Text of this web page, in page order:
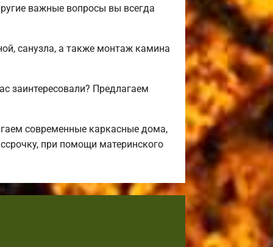
важные вопросы вы всегда
санузла, а также монтаж камина
заинтересовали? Предлагаем
современные каркасные дома,
при помощи материнского